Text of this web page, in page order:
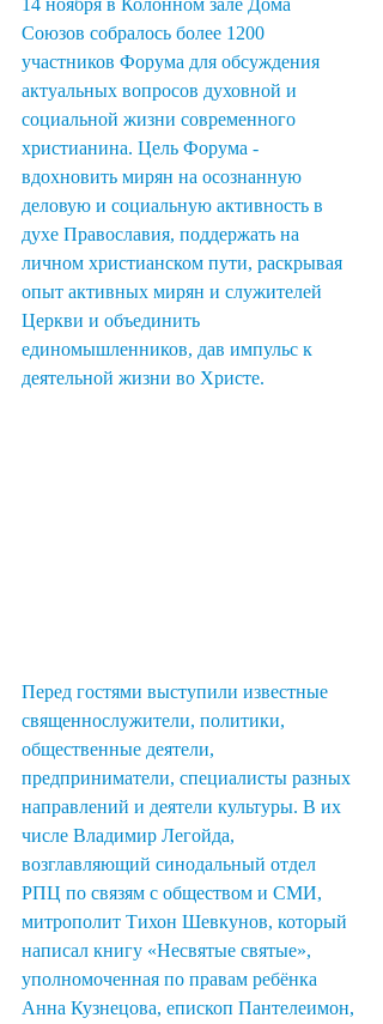
14 ноября в Колонном зале Дома
Союзов собралось более 1200
участников Форума для обсуждения
актуальных вопросов духовной и
социальной жизни современного
христианина. Цель Форума -
вдохновить мирян на осознанную
деловую и социальную активность в
духе Православия, поддержать на
личном христианском пути, раскрывая
опыт активных мирян и служителей
Церкви и объединить
единомышленников, дав импульс к
деятельной жизни во Христе.
Перед гостями выступили известные
священнослужители, политики,
общественные деятели,
предприниматели, специалисты разных
направлений и деятели культуры. В их
числе Владимир Легойда,
возглавляющий синодальный отдел
РПЦ по связям с обществом и СМИ,
митрополит Тихон Шевкунов, который
написал книгу «Несвятые святые»,
уполномоченная по правам ребёнка
Анна Кузнецова, епископ Пантелеимон,